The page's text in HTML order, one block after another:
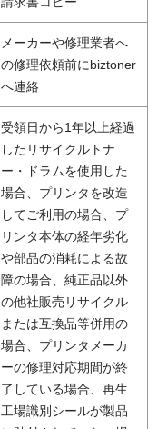
メーカーや修理業者へ
の修理依頼前にbiztoner
へ連絡
受領日から1年以上経過
したリサイクルトナ
ー・ドラムを使用した
場合、プリンタを改造
してご利用の場合、プ
リンタ本体の経年劣化
や部品の消耗による故
障の場合、純正品以外
の他社販売リサイクル
または互換品等併用の
場合、プリンタメーカ
ーの修理対応期間が終
了している場合、再生
工場識別シールが製品